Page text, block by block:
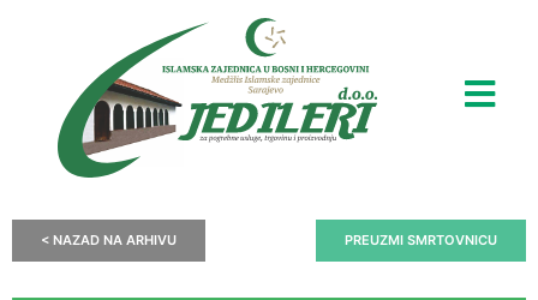
< NAZAD NA ARHIVU PREUZMI SMRTOVNICU